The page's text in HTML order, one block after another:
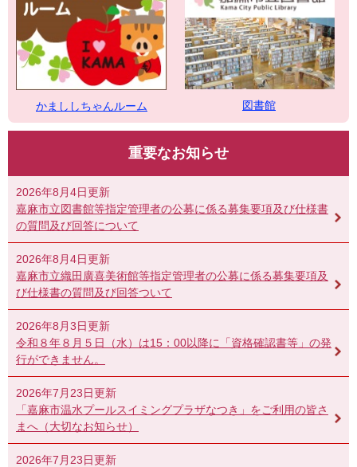
かまししちゃんルーム 図書館
重要なお知らせ
2026年8月4日更新
嘉麻市立図書館等指定管理者の公募に係る募集要項及び仕様書
の質問及び回答について
2026年8月4日更新
嘉麻市立織田廣喜美術館等指定管理者の公募に係る募集要項及
び仕様書の質問及び回答ついて
2026年8月3日更新
令和８年８月５日（水）は15：00以降に「資格確認書等」の発
行ができません。
2026年7月23日更新
「嘉麻市温水プールスイミングプラザなつき」をご利用の皆さ
まへ（大切なお知らせ）
2026年7月23日更新